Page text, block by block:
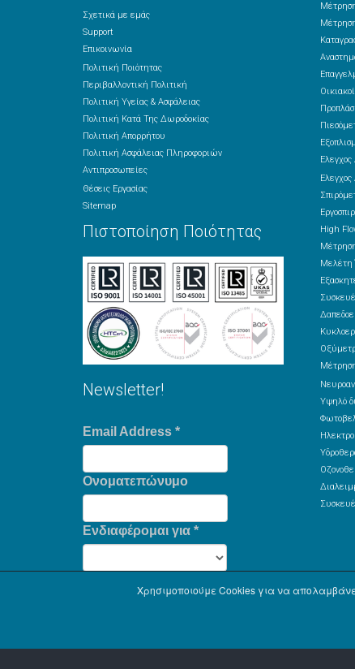
Σχετικά με εμάς
Support
Επικοινωνία
Πολιτική Ποιότητας
Περιβαλλοντική Πολιτική
Πολιτική Υγείας & Ασφάλειας
Πολιτική Κατά Της Δωροδοκίας
Πολιτική Απορρήτου
Πολιτική Ασφάλειας Πληροφοριών
Αντιπροσωπείες
Θέσεις Εργασίας
Sitemap
Πιστοποίηση Ποιότητας
Newsletter!
Email Address *
Ονοματεπώνυμο
Ενδιαφέρομαι για *
Έλεγχος
High
Μελέτη
Υψηλό
Χρησιμοποιούμε Cookies για να